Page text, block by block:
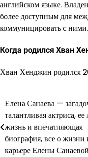
английском языке.
более доступным для
коммуницировать с ними.
Когда родился Хван
Хван Хенджин родился
Навигация
по
записям
Елена Санаева —
талантливая актриса,
жизнь и впечатляющая
биография, все о жизни
карьере Елены Санаевой